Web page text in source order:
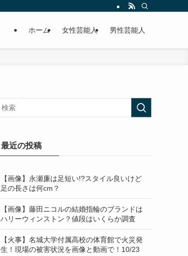
ホーム 女性芸能人 男性芸能人
最近の投稿
【画像】永瀬廉は足短い!?スタイル良いけど
足の長さは何cm？
【画像】藤田ニコルの結婚指輪のブランドは
ハリーウィンストン？値段はいくらか調査
【火事】名城大学付属高校の体育館で火災発
生！現場の被害状況を画像と動画で！10/23